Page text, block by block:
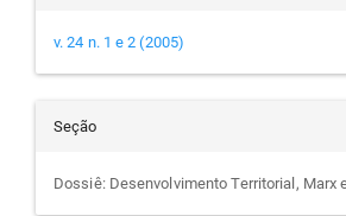
v. 24 n. 1 e 2 (2005)
Seção
Dossiê: Desenvolvimento Territorial, Marx